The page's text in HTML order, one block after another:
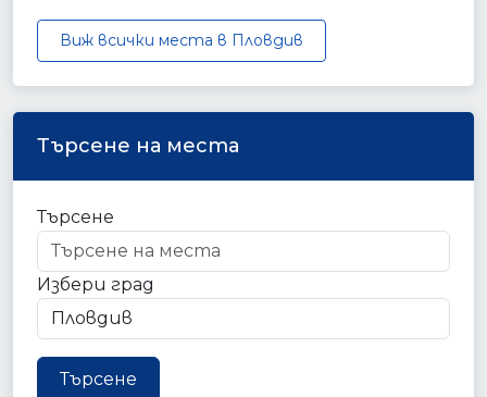
Виж всички места в Пловдив
Търсене на места
Търсене
Избери град
Търсене